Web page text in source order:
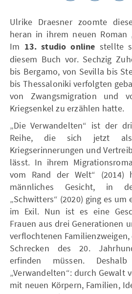
Ulrike Draesner zoomte
heran in ihrem neuen Roman
Im 13. studio online stellte
diesem Buch vor. Sechzig
bis Bergamo, von Sevilla bis
bis Thessaloniki verfolgten
von Zwangsmigration und
Kriegsenkel zu erzählen hatte.
„Die Verwandelten“ ist der
Reihe, die sich jetzt
Kriegserinnerungen und
lässt. In ihrem
vom Rand der Welt“ (2014)
männliches Gesicht, in
„Schwitters“ (2020) ging es um
im Exil. Nun ist es eine
Frauen aus drei Generationen
verflochtenen
Schrecken des 20.
erfinden müssen.
„Verwandelten“: durch Gewalt
mit neuen Körpern, Familien,